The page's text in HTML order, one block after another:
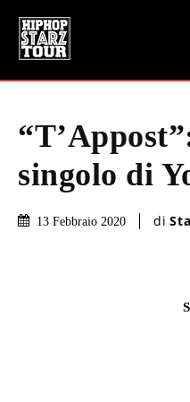
singolo di
13 Febbraio 2020 di